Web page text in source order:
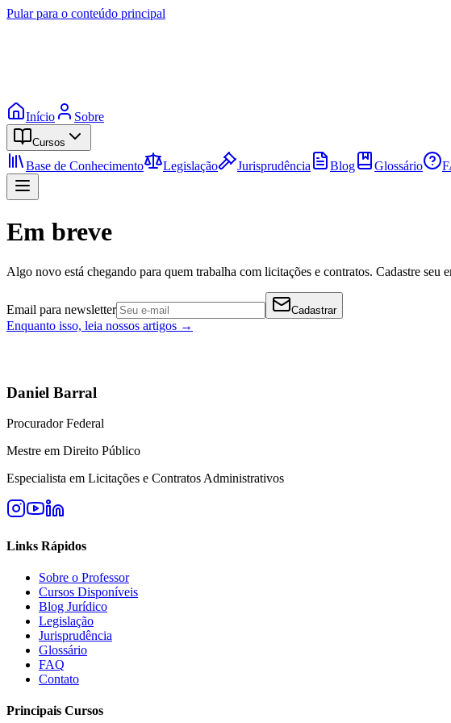
Pular para o conteúdo principal
Início Sobre
Cursos
Base de Conhecimento Legislação Jurisprudência Blog Glossário
Em breve
Algo novo está chegando para quem trabalha com licitações e contratos. Cadastre seu
Email para newsletter Cadastrar
Enquanto isso, leia nossos artigos →
Daniel Barral
Procurador Federal
Mestre em Direito Público
Especialista em Licitações e Contratos Administrativos
Links Rápidos
Sobre o Professor
Cursos Disponíveis
Blog Jurídico
Legislação
Jurisprudência
Glossário
FAQ
Contato
Principais Cursos